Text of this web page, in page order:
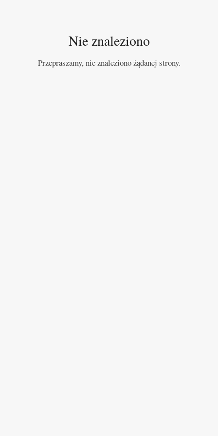
Nie znaleziono
Przepraszamy, nie znaleziono żądanej strony.